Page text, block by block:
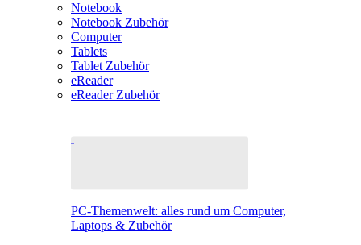
Notebook
Notebook Zubehör
Computer
Tablets
Tablet Zubehör
eReader
eReader Zubehör
PC-Themenwelt: alles rund um Computer,
Laptops & Zubehör